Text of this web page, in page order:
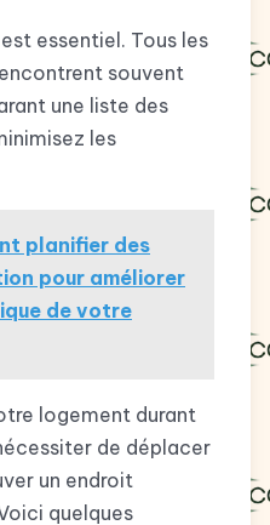
est essentiel. Tous les
souvent
une liste des
les
planifier des
pour améliorer
de votre
logement durant
de déplacer
un endroit
quelques